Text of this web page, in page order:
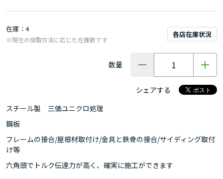
在庫 4
各店在庫状況
※現在の受取方法に応じた在庫数です
数量
シェアする
スチール製 三価ユニクロ処理
鋼板
フレームの接合/屋根材取付け/金具と鉄骨の接合/サイディング取付
け等
六角頭でトルク伝達力が高く、確実に施工ができます